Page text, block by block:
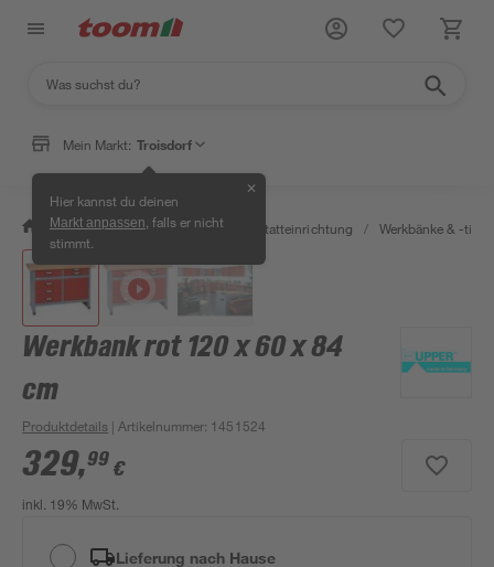
Mein Markt: Troisdorf
Hier kannst du deinen
Markt anpassen , falls er nicht
stimmt.
✕
/ Werkstatt & Maschinen / Werkstatteinrichtung / Werkbänke & -
Werkbank rot 120 x 60 x 84
cm
Produktdetails | Artikelnummer: 1451524
329,99 €
inkl. 19% MwSt.
Lieferung nach Hause